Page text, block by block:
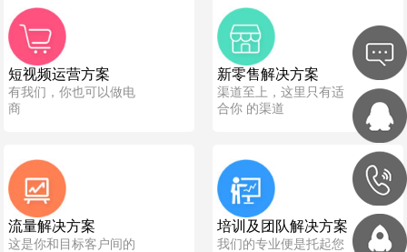
短视频运营方案
有我们，你也可以做电
商
新零售解决方案
渠道至上，这里只有适
合你 的渠道
流量解决方案
这是你和目标客户间的
培训及团队解决方案
我们的专业便是托起您